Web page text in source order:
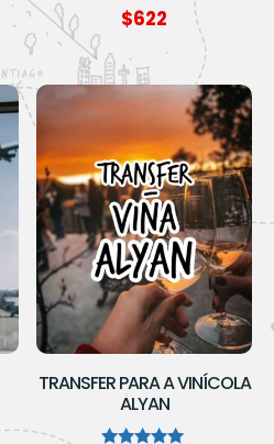
$622
TRANSFER PARA A VINÍCOLA
ALYAN